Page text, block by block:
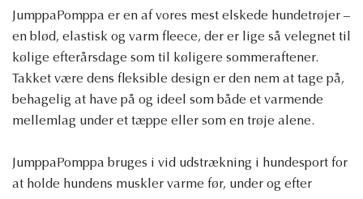
JumppaPomppa er en af ​​vores mest elskede hundetrøjer –
en blød, elastisk og varm fleece, der er lige så velegnet til
kølige efterårsdage som til køligere sommeraftener.
Takket være dens fleksible design er den nem at tage på,
behagelig at have på og ideel som både et varmende
mellemlag under et tæppe eller som en trøje alene.
JumppaPomppa bruges i vid udstrækning i hundesport for
at holde hundens muskler varme før, under og efter